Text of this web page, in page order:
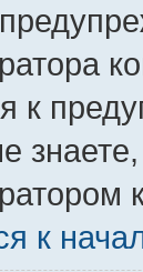
к
к